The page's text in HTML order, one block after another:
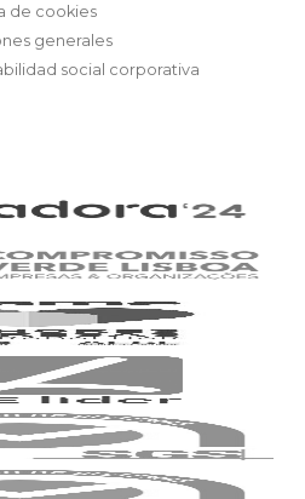
de cookies
generales
social corporativa